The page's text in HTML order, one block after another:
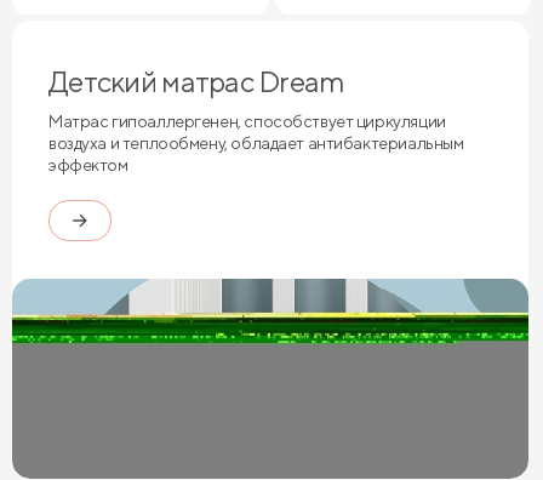
Детский матрас Dream
Матрас гипоаллергенен, способствует циркуляции
воздуха и теплообмену, обладает антибактериальным
эффектом